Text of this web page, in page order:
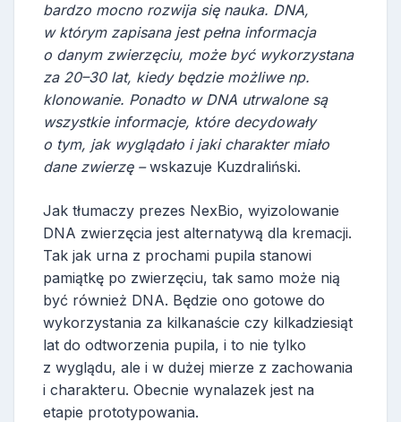
bardzo mocno rozwija się nauka. DNA,
w którym zapisana jest pełna informacja
o danym zwierzęciu, może być wykorzystana
za 20–30 lat, kiedy będzie możliwe np.
klonowanie. Ponadto w DNA utrwalone są
wszystkie informacje, które decydowały
o tym, jak wyglądało i jaki charakter miało
dane zwierzę –wskazuje Kuzdraliński.
Jak tłumaczy prezes NexBio, wyizolowanie
DNA zwierzęcia jest alternatywą dla kremacji.
Tak jak urna z prochami pupila stanowi
pamiątkę po zwierzęciu, tak samo może nią
być również DNA. Będzie ono gotowe do
wykorzystania za kilkanaście czy kilkadziesiąt
lat do odtworzenia pupila, i to nie tylko
z wyglądu, ale i w dużej mierze z zachowania
i charakteru. Obecnie wynalazek jest na
etapie prototypowania.